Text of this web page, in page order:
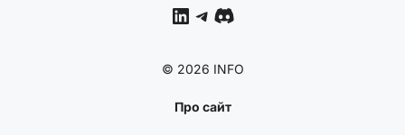
LinkedIn
Telegram
Discord
© 2026 INFO
Про сайт